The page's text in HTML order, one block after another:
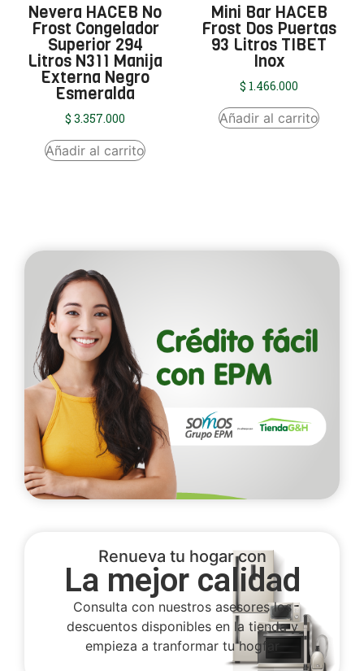
Nevera HACEB No
Frost Congelador
Superior 294
Litros N311 Manija
Externa Negro
Esmeralda
$ 3.357.000
Añadir al carrito
Mini Bar HACEB
Frost Dos Puertas
93 Litros TIBET
Inox
$ 1.466.000
Añadir al carrito
Renueva tu hogar con
La mejor calidad
Consulta con nuestros asesores los
descuentos disponibles en la tienda y
empieza a tranformar tu hogfar